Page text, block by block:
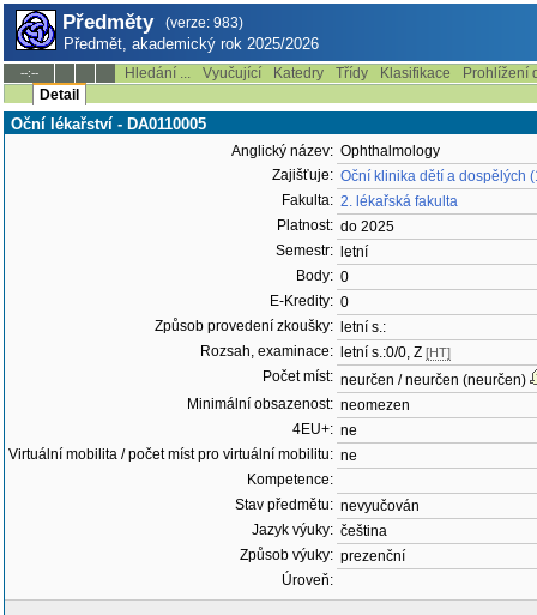
Předměty (verze: 983)
Předmět, akademický rok 2025/2026
--:-- Hledání ... Vyučující Katedry Třídy Klasifikace
Prohlížení
Detail
Oční lékařství - DA0110005
Anglický název: Ophthalmology
Zajišťuje: Oční klinika dětí a dospělých
Fakulta: 2. lékařská fakulta
Platnost: do 2025
Semestr:
letní
Body: 0
E-Kredity: 0
Způsob provedení zkoušky:
letní s.:
Rozsah, examinace:
letní s.:0/0, Z [HT]
Počet míst: neurčen / neurčen (neurčen)
Minimální obsazenost: neomezen
4EU+: ne
Virtuální mobilita / počet míst pro virtuální mobilitu: ne
Kompetence:
Stav předmětu: nevyučován
Jazyk výuky: čeština
Způsob výuky: prezenční
Úroveň: